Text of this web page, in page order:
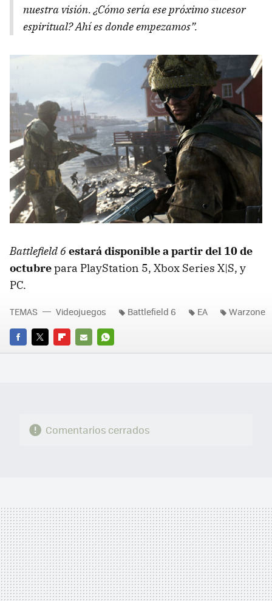
nuestra visión. ¿Cómo sería ese próximo sucesor
espiritual? Ahí es donde empezamos”.
Battlefield 6estará disponible a partir del 10 de
octubrepara PlayStation 5, Xbox Series X|S, y
PC.
FACEBOOK
TWITTERFLIPBOARD
E-
WHATSAPP
TEMAS Videojuegos Battlefield 6 EA Warzone
Comentarios cerrados